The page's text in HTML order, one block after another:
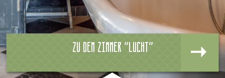
Zu dem zimmer "Lucht"